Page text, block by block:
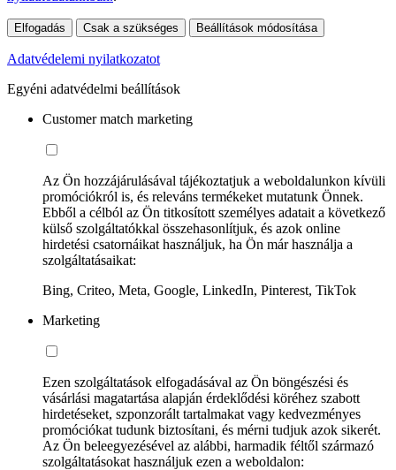
Elfogadás Csak a szükséges Beállítások módosítása
Adatvédelemi nyilatkozatot
Egyéni adatvédelmi beállítások
Customer match marketing
Az Ön hozzájárulásával tájékoztatjuk a weboldalunkon kívüli
promóciókról is, és releváns termékeket mutatunk Önnek.
Ebből a célból az Ön titkosított személyes adatait a következő
külső szolgáltatókkal összehasonlítjuk, és azok online
hirdetési csatornáikat használjuk, ha Ön már használja a
szolgáltatásaikat:
Bing, Criteo, Meta, Google, LinkedIn, Pinterest, TikTok
Marketing
Ezen szolgáltatások elfogadásával az Ön böngészési és
vásárlási magatartása alapján érdeklődési köréhez szabott
hirdetéseket, szponzorált tartalmakat vagy kedvezményes
promóciókat tudunk biztosítani, és mérni tudjuk azok sikerét.
Az Ön beleegyezésével az alábbi, harmadik féltől származó
szolgáltatásokat használjuk ezen a weboldalon: